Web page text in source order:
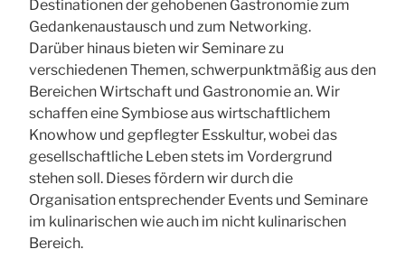
Destinationen der gehobenen Gastronomie zum
Gedankenaustausch und zum Networking.
Darüber hinaus bieten wir Seminare zu
verschiedenen Themen, schwerpunktmäßig aus den
Bereichen Wirtschaft und Gastronomie an. Wir
schaffen eine Symbiose aus wirtschaftlichem
Knowhow und gepflegter Esskultur, wobei das
gesellschaftliche Leben stets im Vordergrund
stehen soll. Dieses fördern wir durch die
Organisation entsprechender Events und Seminare
im kulinarischen wie auch im nicht kulinarischen
Bereich.